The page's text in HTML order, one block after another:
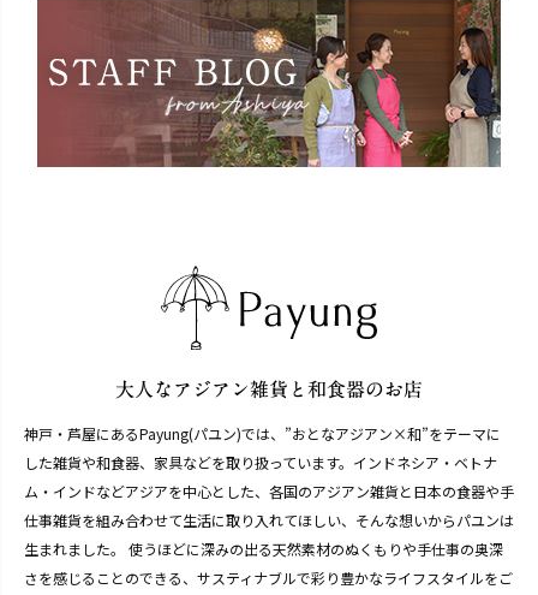
神戸・芦屋にあるPayung(パユン)では、”おとなアジアン×和”をテーマに
した雑貨や和食器、家具などを取り扱っています。インドネシア・ベトナ
ム・インドなどアジアを中心とした、各国のアジアン雑貨と日本の食器や手
仕事雑貨を組み合わせて生活に取り入れてほしい、そんな想いからパユンは
生まれました。 使うほどに深みの出る天然素材のぬくもりや手仕事の奥深
さを感じることのできる、サスティナブルで彩り豊かなライフスタイルをご